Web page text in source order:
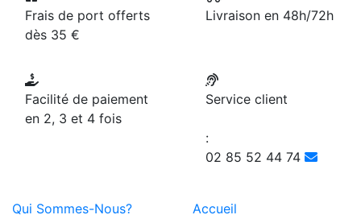
Frais de port offerts
dès 35 €
Livraison en 48h/72h
Facilité de paiement
en 2, 3 et 4 fois
Service client
:
02 85 52 44 74
Qui Sommes-Nous?
Accueil